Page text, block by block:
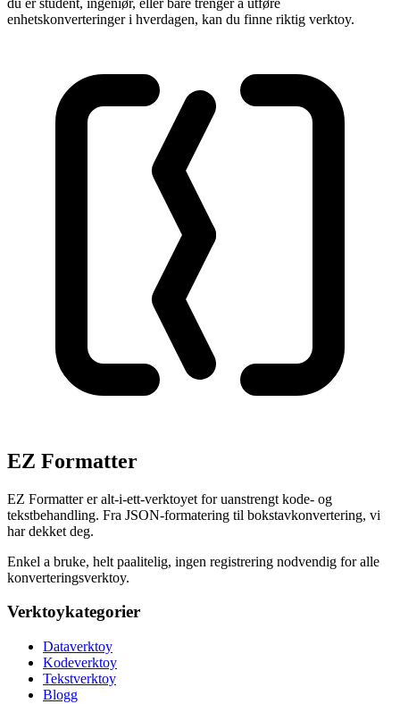
enhetskonverteringer i hverdagen, kan du finne riktig verktoy.
EZ Formatter
EZ Formatter er alt-i-ett-verktoyet for uanstrengt kode- og
tekstbehandling. Fra JSON-formatering til bokstavkonvertering, vi
har dekket deg.
Enkel a bruke, helt paalitelig, ingen registrering nodvendig for alle
konverteringsverktoy.
Verktoykategorier
Dataverktoy
Kodeverktoy
Tekstverktoy
Blogg